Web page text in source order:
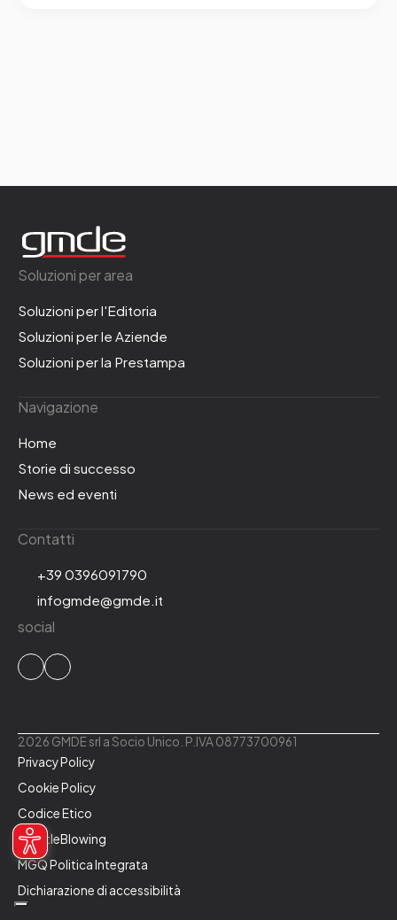
Soluzioni per area
Soluzioni per l'Editoria
Soluzioni per le Aziende
Soluzioni per la Prestampa
Navigazione
Home
Storie di successo
News ed eventi
Contatti
+39 0396091790
infogmde@gmde.it
social
2026 GMDE srl a Socio Unico. P.IVA 08773700961
Privacy Policy
Cookie Policy
Codice Etico
WhistleBlowing
MGQ Politica Integrata
Dichiarazione di accessibilità